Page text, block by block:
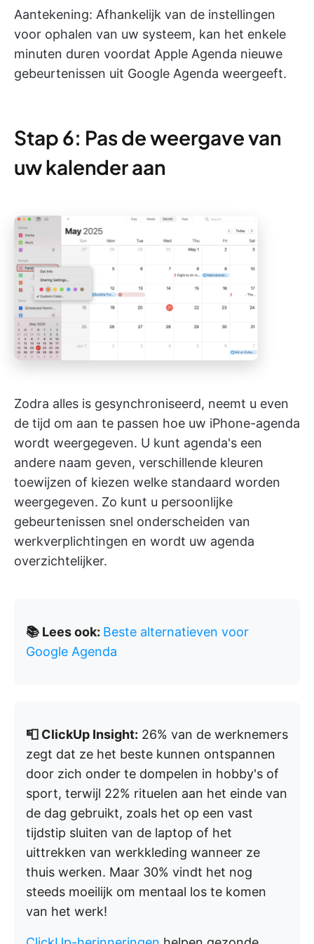
Aantekening: Afhankelijk van de instellingen
voor ophalen van uw systeem, kan het enkele
minuten duren voordat Apple Agenda nieuwe
gebeurtenissen uit Google Agenda weergeeft.
Stap 6: Pas de weergave van
uw kalender aan
Zodra alles is gesynchroniseerd, neemt u even
de tijd om aan te passen hoe uw iPhone-agenda
wordt weergegeven. U kunt agenda's een
andere naam geven, verschillende kleuren
toewijzen of kiezen welke standaard worden
weergegeven. Zo kunt u persoonlijke
gebeurtenissen snel onderscheiden van
werkverplichtingen en wordt uw agenda
overzichtelijker.
📚 Lees ook: Beste alternatieven voor
Google Agenda
📮 ClickUp Insight: 26% van de werknemers
zegt dat ze het beste kunnen ontspannen
door zich onder te dompelen in hobby's of
sport, terwijl 22% rituelen aan het einde van
de dag gebruikt, zoals het op een vast
tijdstip sluiten van de laptop of het
uittrekken van werkkleding wanneer ze
thuis werken. Maar 30% vindt het nog
steeds moeilijk om mentaal los te komen
van het werk!